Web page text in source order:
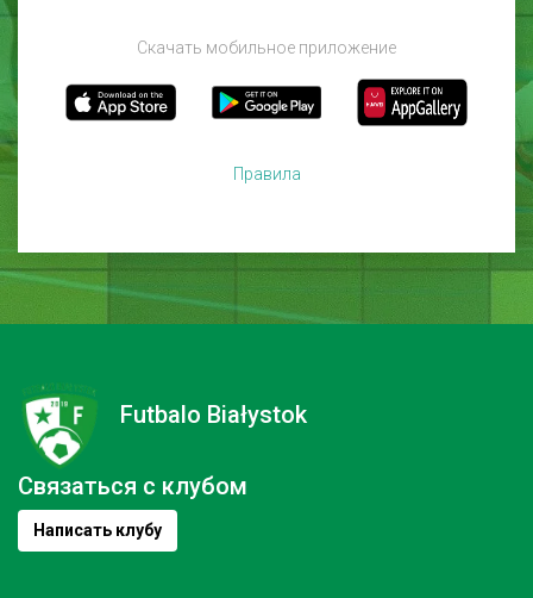
Скачать мобильное приложение
Правила
Futbalo Białystok
Связаться с клубом
Написать клубу